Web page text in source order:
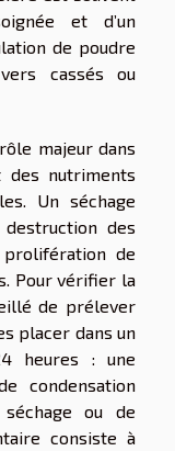
et d’un
de poudre
cassés ou
majeur dans
nutriments
Un séchage
des
de
Pour vérifier la
de prélever
placer dans un
heures : une
condensation
ou de
consiste à